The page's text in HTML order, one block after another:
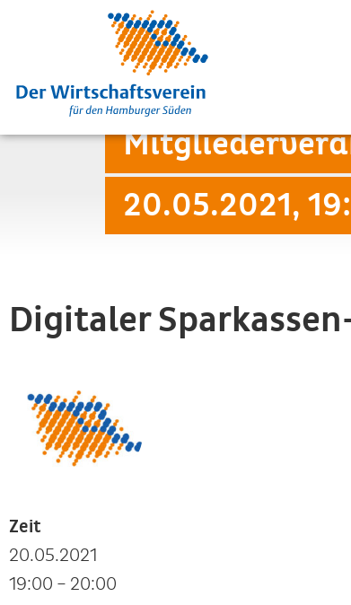
20.05.2021,
Digitaler
Zeit
20.05.2021
19:00 – 20:00